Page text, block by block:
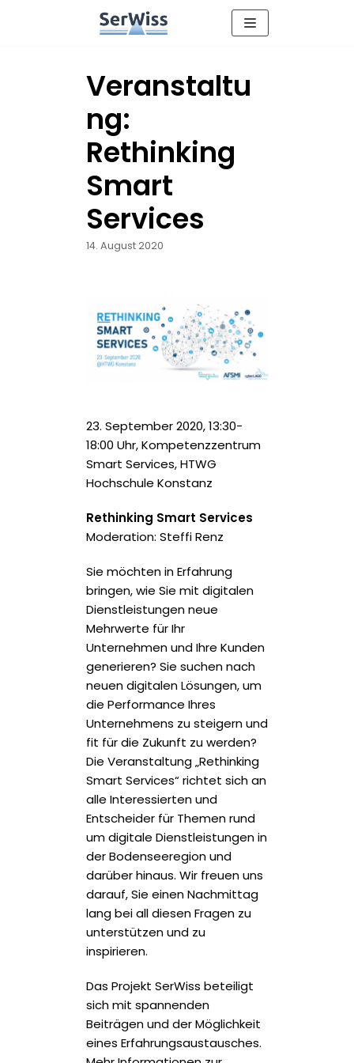
Veranstaltu
ng:
Rethinking
Smart
Services
14. August 2020
23. September 2020, 13:30-
18:00 Uhr, Kompetenzzentrum
Smart Services, HTWG
Hochschule Konstanz
Rethinking Smart Services
Moderation: Steffi Renz
Sie möchten in Erfahrung
bringen, wie Sie mit digitalen
Dienstleistungen neue
Mehrwerte für Ihr
Unternehmen und Ihre Kunden
generieren? Sie suchen nach
neuen digitalen Lösungen, um
die Performance Ihres
Unternehmens zu steigern und
fit für die Zukunft zu werden?
Die Veranstaltung „Rethinking
Smart Services“ richtet sich an
alle Interessierten und
Entscheider für Themen rund
um digitale Dienstleistungen in
der Bodenseeregion und
darüber hinaus. Wir freuen uns
darauf, Sie einen Nachmittag
lang bei all diesen Fragen zu
unterstützen und zu
inspirieren.
Das Projekt SerWiss beteiligt
sich mit spannenden
Beiträgen und der Möglichkeit
eines Erfahrungsaustausches.